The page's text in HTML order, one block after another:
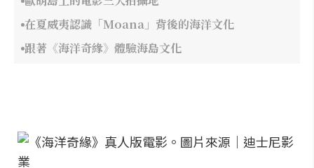
在夏威夷認識「Moana」背後的海洋文化
跟著《海洋奇緣》體驗海島文化